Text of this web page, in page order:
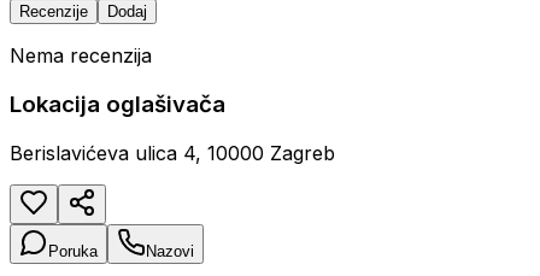
Recenzije Dodaj
Nema recenzija
Lokacija oglašivača
Berislavićeva ulica 4, 10000 Zagreb
Poruka Nazovi